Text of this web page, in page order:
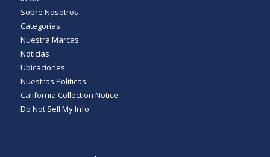
Sobre Nosotros
Categorias
Nuestra Marcas
Noticias
Ubicaciones
Nuestras Políticas
California Collection Notice
Do Not Sell My Info